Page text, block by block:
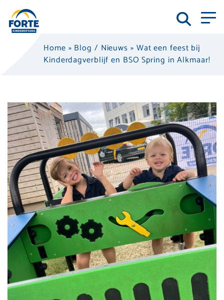
Home » Blog / Nieuws » Wat een feest bij
Kinderdagverblijf en BSO Spring in Alkmaar!